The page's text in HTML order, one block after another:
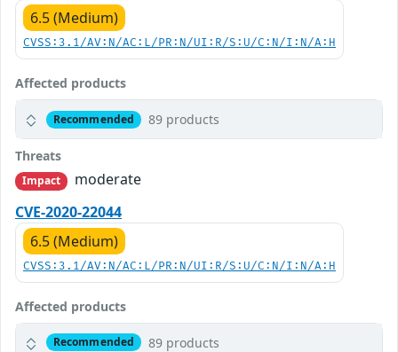
6.5 (Medium)
CVSS:3.1/AV:N/AC:L/PR:N/UI:R/S:U/C:N/I:N/A:H
Affected products
Recommended 89 products
Threats
Impact
moderate
CVE-2020-22044
6.5 (Medium)
CVSS:3.1/AV:N/AC:L/PR:N/UI:R/S:U/C:N/I:N/A:H
Affected products
Recommended 89 products